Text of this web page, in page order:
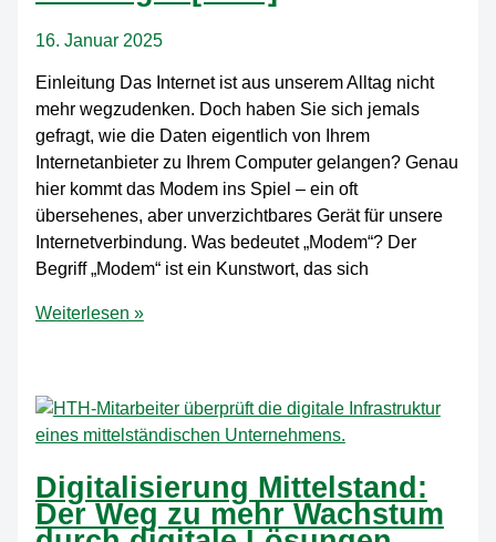
16. Januar 2025
Einleitung Das Internet ist aus unserem Alltag nicht
mehr wegzudenken. Doch haben Sie sich jemals
gefragt, wie die Daten eigentlich von Ihrem
Internetanbieter zu Ihrem Computer gelangen? Genau
hier kommt das Modem ins Spiel – ein oft
übersehenes, aber unverzichtbares Gerät für unsere
Internetverbindung. Was bedeutet „Modem“? Der
Begriff „Modem“ ist ein Kunstwort, das sich
Was
Modem?
Komplette
Erklärung
Einsteiger
[2025]
Weiterlesen »
Digitalisierung Mittelstand:
Der Weg zu mehr Wachstum